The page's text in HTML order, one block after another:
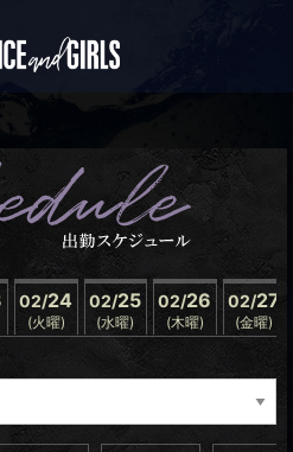
02/24
(火曜)
02/25
(水曜)
02/26
(木曜)
02/27
(金曜)